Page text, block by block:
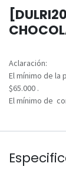
Aclaración:
El mínimo de
$65.000 .
El mínimo de